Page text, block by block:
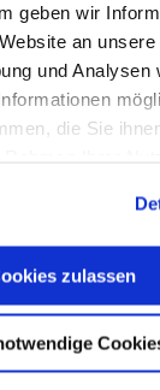
geben wir
an
und Analysen
die Sie
zulassen
Arbeitstage
Proof
gewünschte
€
€
€
€